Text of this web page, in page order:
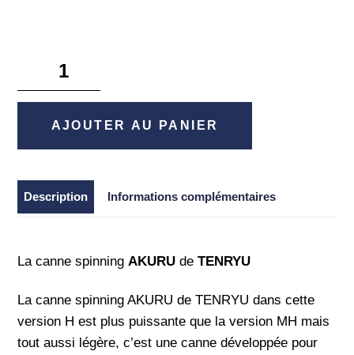
quantité
Akuru
80
Tenryu
AJOUTER AU PANIER
Description Informations complémentaires
La canne spinningAKURUdeTENRYU
La canne spinning AKURU de TENRYU dans cette
version H est plus puissante que la version MH mais
tout aussi légère, c’est une canne développée pour